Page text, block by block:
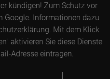
kündigen! Zum Schutz vor
Google. Informationen dazu
Mit dem Klick
aktivieren Sie diese Dienste
Adresse eintragen.